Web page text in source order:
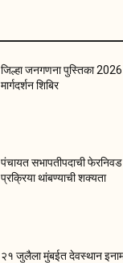
जिल्हा जनगणना पुस्तिका
मार्गदर्शन शिबिर
पंचायत सभापतीपदाची
प्रक्रिया थांबण्याची शक्यता
२१ जुलैला मुंबईत देवस्थान